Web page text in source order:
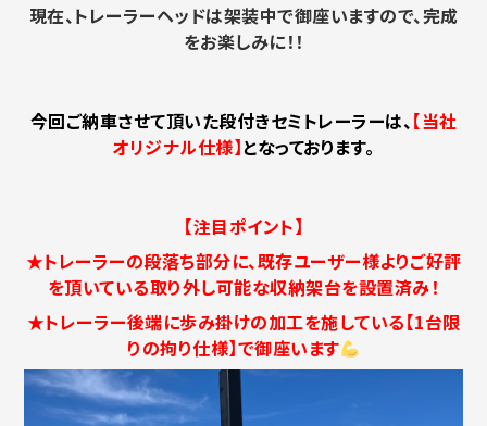
現在、トレーラーヘッドは架装中で御座いますので、完成
をお楽しみに！！
今回ご納車させて頂いた段付きセミトレーラーは、【当社
オリジナル仕様】となっております。
【注目ポイント】
★トレーラーの段落ち部分に、既存ユーザー様よりご好評
を頂いている取り外し可能な収納架台を設置済み！
★トレーラー後端に歩み掛けの加工を施している【1台限
りの拘り仕様】で御座います